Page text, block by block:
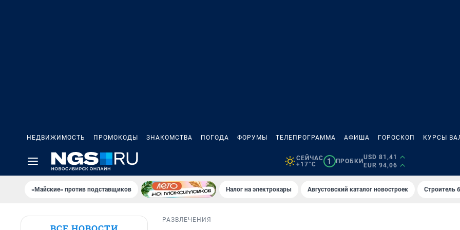
НЕДВИЖИМОСТЬ ПРОМОКОДЫ ЗНАКОМСТВА ПОГОДА ФОРУМЫ ТЕЛЕПРОГРАММА АФИША ГОРОСКОП КУРСЫ
СЕЙЧАС
+17°C
1 ПРОБКИ
USD 81,41
EUR 94,06
«Майские» против подставщиков Налог на электрокары Августовский каталог новостроек Строитель
РАЗВЛЕЧЕНИЯ